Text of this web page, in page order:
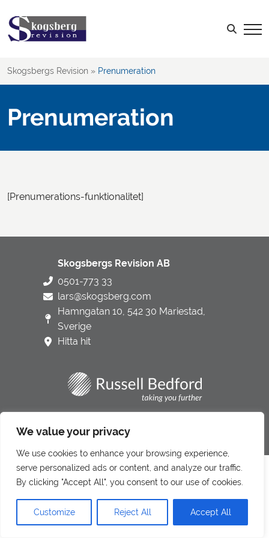
We value your privacy
We use cookies to enhance your browsing experience,
serve personalized ads or content, and analyze our traffic.
By clicking "Accept All", you consent to our use of cookies.
Customize Reject All Accept All
LOGGA IN
Sök efter:
Skogsbergs Revision » Prenumeration
Prenumeration
[Prenumerations-funktionalitet]
Skogsbergs Revision AB
0501-773 33
lars@skogsberg.com
Hamngatan 10, 542 30 Mariestad,
Sverige
Hitta hit
Underbiträden
Klagomålshantering
Denna webbplats använder cookies för att förbättra din
upplevelse. Läs mer om vår integritetspolicy här.
GODKÄNN